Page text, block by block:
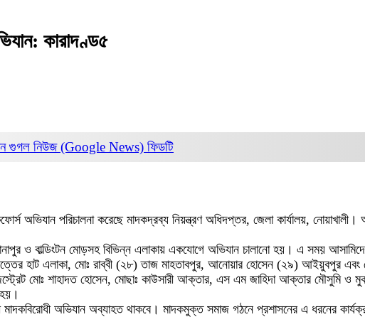
কারাদণ্ড৫
গুগল নিউজ (Google News) ফিডটি
অভিযান পরিচালনা করেছে মাদকদ্রব্য নিয়ন্ত্রণ অধিদপ্তর, জেলা কার্যালয়,
ও বাল্ডিংটন মোড়সহ বিভিন্ন এলাকায় একযোগে অভিযান চালানো হয়। এ সময়
হাট এলাকা, মোঃ রাব্বী (২৮) তাজ মাহতাবপুর, আনোয়ার হোসেন (২৯) আইয়ুবপুর এবং
মোঃ শাহাদত হোসেন, মোছাঃ কাউসারী আক্তার, এস এম জাহিদা আক্তার মৌসুমি
মাদকবিরোধী অভিযান অব্যাহত থাকবে। মাদকমুক্ত সমাজ গঠনে প্রশাসনের এ ধরনের